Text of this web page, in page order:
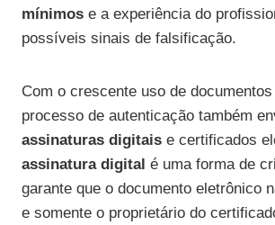
mínimos e a experiência do
possíveis sinais de falsificação.
Com o crescente uso de
processo de autenticação também
assinaturas digitais e certificados
assinatura digital é uma forma de
garante que o documento eletrônico
e somente o proprietário do